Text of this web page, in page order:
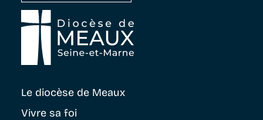
Le diocèse de Meaux
Vivre sa foi